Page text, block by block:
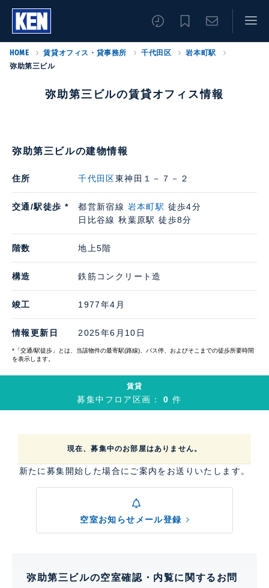
HOME 賃貸オフィス・貸事務所 千代田区
岩本町駅
弥助第三ビル
弥助第三ビルの賃貸オフィス情報
弥助第三ビルの建物情報
住所 千代田区東神田１－７－２
交通/駅徒歩 * 都営新宿線 岩本町駅 徒歩4分
日比谷線 秋葉原駅 徒歩8分
階数 地上5階
構造 鉄筋コンクリート造
竣工 1977年4月
情報更新日 2025年6月10日
*「交通/駅徒歩」とは、当該物件の最寄駅(路線)、バス停、およびそこまでの徒歩所要時間
を表示します。
賃貸
募集中フロア区画：0件
現在、募集中のお部屋はありません。
新たに募集開始した場合にご案内をお送りいたします。
空室お知らせメール登録
弥助第三ビルの空室確認・内覧に関するお問